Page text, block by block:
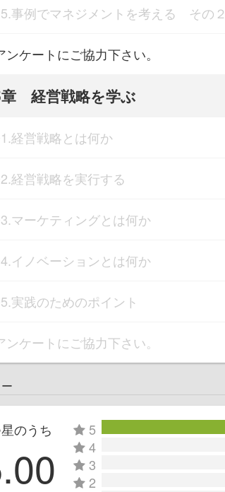
事例でマネジメントを考える その２
ンケートにご協力下さい。
経営戦略を学ぶ
経営戦略とは何か
経営戦略を実行する
マーケティングとは何か
イノベーションとは何か
実践のためのポイント
ンケートにご協力下さい。
のうち
5
4
3
2